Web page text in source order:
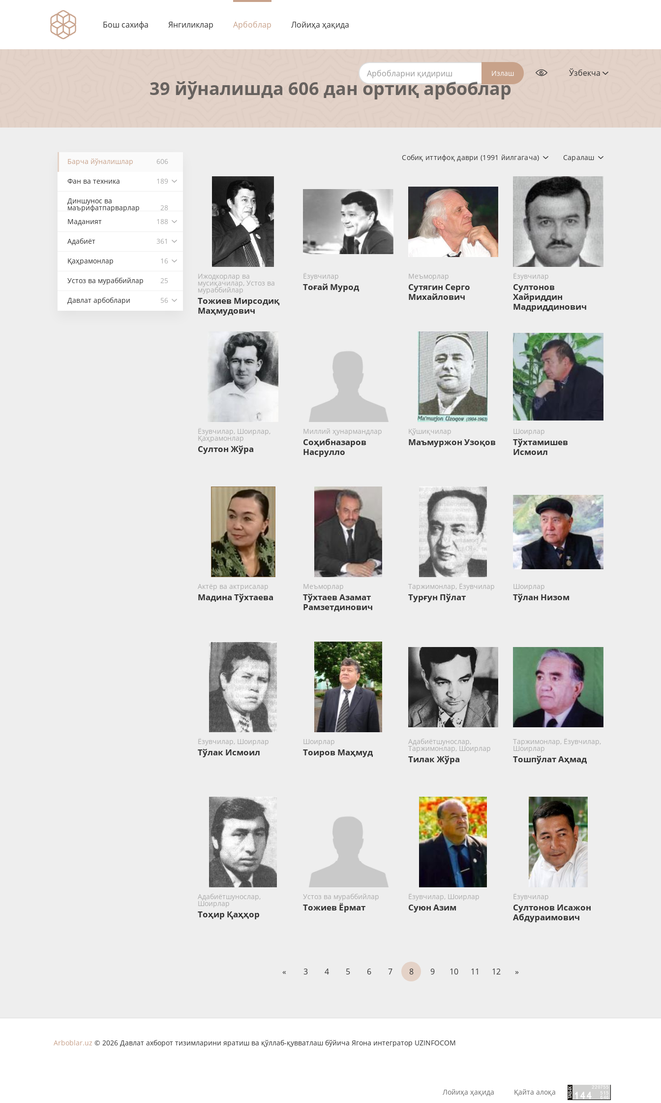
Бош сахифа Янгиликлар Арбоблар Лойиҳа ҳақида
Излаш Ўзбекча
39 йўналишда 606 дан ортиқ арбоблар
Барча йўналишлар 606
Фан ва техника 189
Диншунос ва
маърифатпарварлар
28
Маданият
188
Адабиёт 361
Қаҳрамонлар 16
Устоз ва мураббийлар 25
Давлат арбоблари 56
Саралаш
Собиқ иттифоқ даври (1991 йилгагача)
Ижодкорлар ва
мусиқачилар, Устоз ва
мураббийлар
Тожиев Мирсодиқ
Маҳмудович
Ёзувчилар
Тоғай Мурод
Меъморлар
Сутягин Серго
Михайлович
Ёзувчилар
Султонов
Хайриддин
Мадриддинович
Ёзувчилар, Шоирлар,
Қаҳрамонлар
Султон Жўра
Миллий ҳунармандлар
Соҳибназаров
Насрулло
Қўшиқчилар
Маъмуржон Узоқов
Шоирлар
Тўхтамишев
Исмоил
Актёр ва актрисалар
Мадина Тўхтаева
Меъморлар
Тўхтаев Азамат
Рамзетдинович
Таржимонлар, Ёзувчилар
Турғун Пўлат
Шоирлар
Тўлан Низом
Ёзувчилар, Шоирлар
Тўлак Исмоил
Шоирлар
Тоиров Маҳмуд
Адабиётшунослар,
Таржимонлар, Шоирлар
Тилак Жўра
Таржимонлар, Ёзувчилар,
Шоирлар
Тошпўлат Аҳмад
Адабиётшунослар,
Шоирлар
Тоҳир Қаҳҳор
Устоз ва мураббийлар
Тожиев Ёрмат
Ёзувчилар, Шоирлар
Суюн Азим
Ёзувчилар
Султонов Исажон
Абдураимович
« 3 4 5 6 7 8 9 10 11 12 »
Arboblar.uz © 2026 Давлат ахборот тизимларини яратиш ва қўллаб-қувватлаш бўйича Ягона интегратор UZINFOCOM
Лойиҳа ҳақида Қайта алоқа